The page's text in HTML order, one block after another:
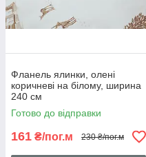
Фланель ялинки, олені
коричневі на білому, ширина
240 см
Готово до відправки
161 ₴/пог.м 230 ₴/пог.м